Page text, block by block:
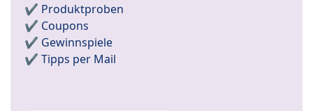
✔️ Produktproben
✔️ Coupons
✔️ Gewinnspiele
✔️ Tipps per Mail